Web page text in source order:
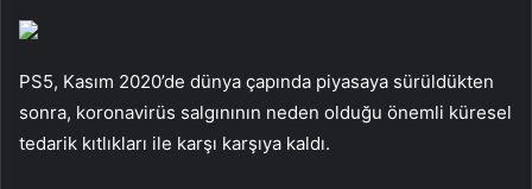
PS5, Kasım 2020’de dünya çapında piyasaya sürüldükten
sonra, koronavirüs salgınının neden olduğu önemli küresel
tedarik kıtlıkları ile karşı karşıya kaldı.